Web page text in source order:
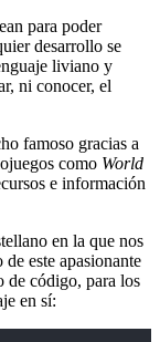
para poder
desarrollo se
liviano y
ni conocer, el
famoso gracias a
como World
e información
en la que nos
de este apasionante
de código, para los
en sí: